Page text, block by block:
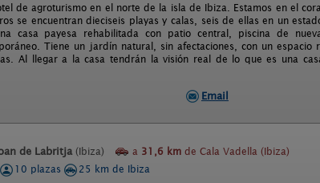
de agroturismo en el norte de la isla de Ibiza. Estamos en el
se encuentran dieciseis playas y calas, seis de ellas en un
casa payesa rehabilitada con patio central, piscina de
Tiene un jardín natural, sin afectaciones, con un espacio
Al llegar a la casa tendrán la visión real de lo que es una
Email
de Labritja (Ibiza) a 31,6 km de Cala Vadella (Ibiza)
10 plazas
25 km de Ibiza